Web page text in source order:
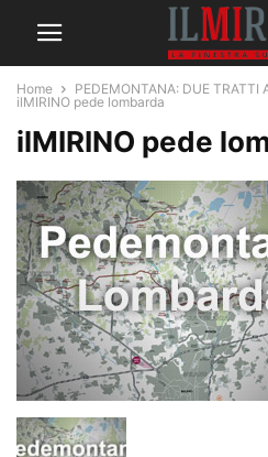
Home
PEDEMONTANA: DUE TRATTI
ilMIRINO pede lombarda
ilMIRINO pede